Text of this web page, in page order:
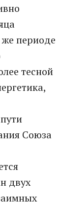
периоде
тесной
Союза
двух